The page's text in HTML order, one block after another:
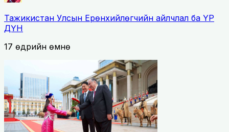
Тажикистан Улсын Ерөнхийлөгчийн айлчлал ба ҮР
ДҮН
17 өдрийн өмнө